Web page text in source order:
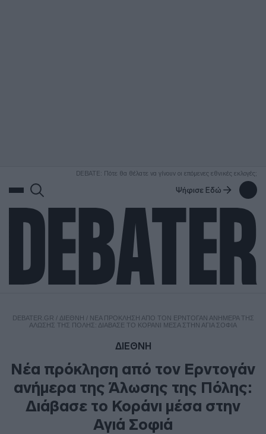
DEBATE: Πότε θα θέλατε να γίνουν οι επόμενες εθνικές εκλογές;
Ψήφισε Εδώ
DEBATER.GR / ΔΙΕΘΝΗ / ΝΈΑ ΠΡΌΚΛΗΣΗ ΑΠΌ ΤΟΝ ΕΡΝΤΟΓΆΝ ΑΝΉΜΕΡΑ ΤΗΣ
ΆΛΩΣΗΣ ΤΗΣ ΠΌΛΗΣ: ΔΙΆΒΑΣΕ ΤΟ ΚΟΡΆΝΙ ΜΈΣΑ ΣΤΗΝ ΑΓΙΆ ΣΟΦΙΆ
ΔΙΕΘΝΗ
Νέα πρόκληση από τον Ερντογάν
ανήμερα της Άλωσης της Πόλης:
Διάβασε το Κοράνι μέσα στην
Αγιά Σοφιά